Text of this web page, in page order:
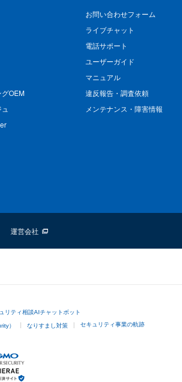
グOEM
お問い合わせフォーム
ライブチャット
電話サポート
ユーザーガイド
マニュアル
違反報告・調査依頼
メンテナンス・障害情報
運営会社
リティ相談AIチャットボット
） なりすまし対策 セキュリティ事業の軌跡